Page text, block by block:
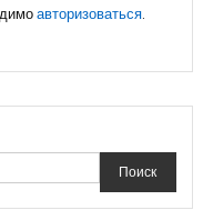
авторизоваться.
Поиск